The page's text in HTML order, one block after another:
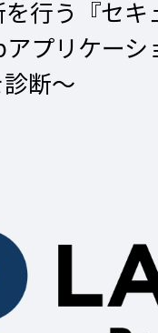
行う『セ
プリケー
断〜